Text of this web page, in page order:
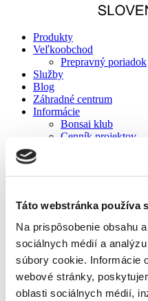
Táto webstránka používa
Na prispôsobenie obsahu
sociálnych médií a
súbory cookie. Informácie
webové stránky,
oblasti sociálnych médií,
Produkty
Veľkoobchod
Prepravný poriadok
Služby
Blog
Záhradné centrum
Informácie
Bonsai klub
Cenník projektov
Prepravný poriadok
Detail produktu
Domov
Produkty
Zavlažovanie
Rozprašovač 1,2l